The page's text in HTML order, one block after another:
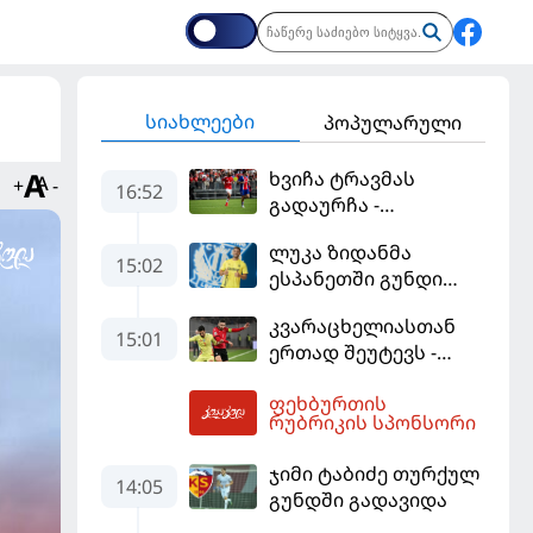
+ -
სიახლეები პოპულარული
16:52
ხვიჩა ტრავმას
გადაურჩა -
პრეასისტი და პსჟ-ს
ფრე "მანჩესტერ
15:02
ლუკა ზიდანმა
ესპანეთში გუნდი
15:01
კვარაცხელიასთან
ერთად შეუტევს -
მალე პსჟ-ს
ფეხბურთელი
ფეხბურთის
რუბრიკის სპონსორი
14:05
ჯიმი ტაბიძე თურქულ
გუნდში გადავიდა